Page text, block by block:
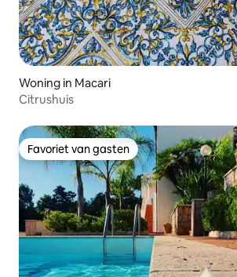
Woning in Macari
Citrushuis
Favoriet van gasten
Favoriet van gasten